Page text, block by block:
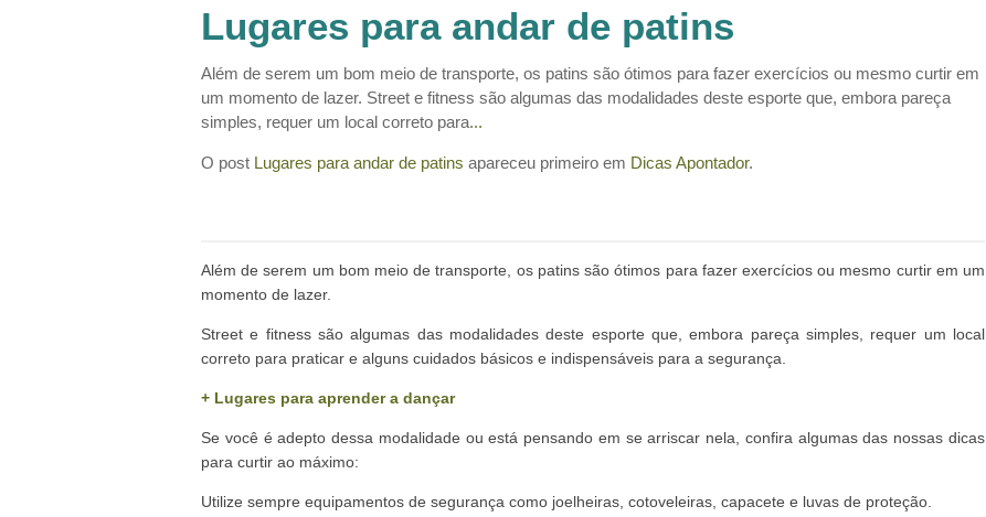
Lugares para andar de patins
Além de serem um bom meio de transporte, os patins são ótimos para fazer exercícios ou mesmo curtir em
um momento de lazer. Street e fitness são algumas das modalidades deste esporte que, embora pareça
simples, requer um local correto para...
O post Lugares para andar de patins apareceu primeiro em Dicas Apontador.
Além de serem um bom meio de transporte, os patins são ótimos para fazer exercícios ou mesmo curtir em um
momento de lazer.
Street e fitness são algumas das modalidades deste esporte que, embora pareça simples, requer um local
correto para praticar e alguns cuidados básicos e indispensáveis para a segurança.
+ Lugares para aprender a dançar
Se você é adepto dessa modalidade ou está pensando em se arriscar nela, confira algumas das nossas dicas
para curtir ao máximo:
Utilize sempre equipamentos de segurança como joelheiras, cotoveleiras, capacete e luvas de proteção.